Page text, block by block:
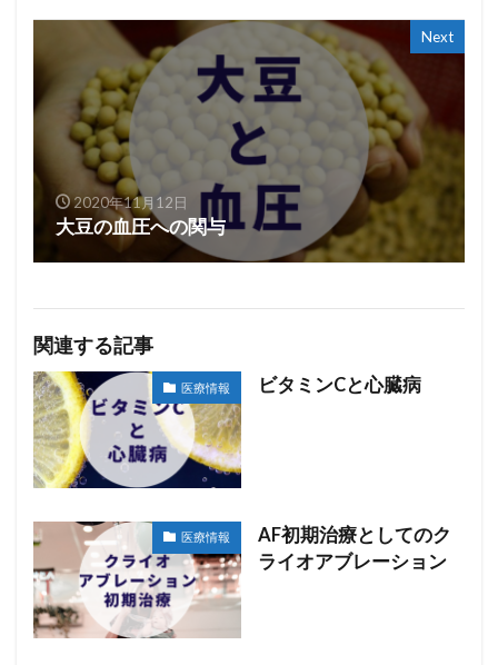
Next
2020年11月12日
大豆の血圧への関与
関連する記事
医療情報 ビタミンCと心臓病
医療情報
AF初期治療としてのク
ライオアブレーション